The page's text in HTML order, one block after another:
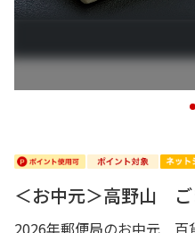
1
＜お中元＞高野山 ご
2026年郵便局のお中元 百